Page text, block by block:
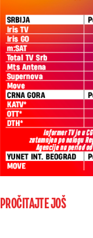
PROČITAJTE JOŠ